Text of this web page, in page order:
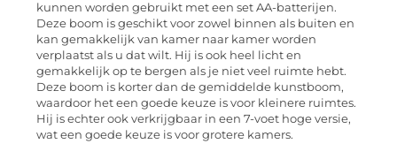
kunnen worden gebruikt met een set AA-batterijen.
Deze boom is geschikt voor zowel binnen als buiten en
kan gemakkelijk van kamer naar kamer worden
verplaatst als u dat wilt. Hij is ook heel licht en
gemakkelijk op te bergen als je niet veel ruimte hebt.
Deze boom is korter dan de gemiddelde kunstboom,
waardoor het een goede keuze is voor kleinere ruimtes.
Hij is echter ook verkrijgbaar in een 7-voet hoge versie,
wat een goede keuze is voor grotere kamers.